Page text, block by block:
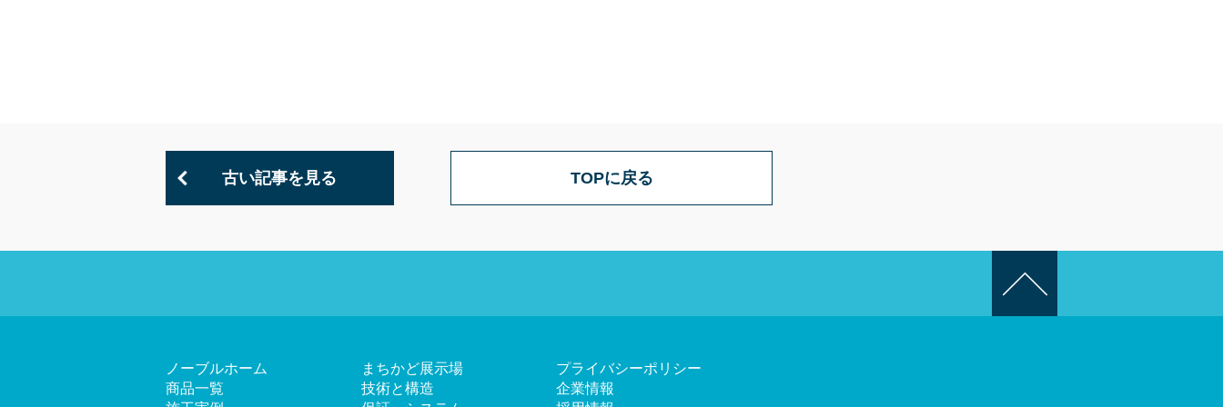
古い記事を見る TOPに戻る
ノーブルホーム
商品一覧
まちかど展示場
技術と構造
プライバシーポリシー
企業情報